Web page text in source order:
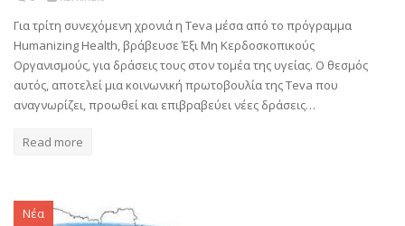
Για τρίτη συνεχόμενη χρονιά η Teva μέσα από το πρόγραμμα
Humanizing Health, βράβευσε Έξι Μη Κερδοσκοπικούς
Οργανισμούς, για δράσεις τους στον τομέα της υγείας. Ο θεσμός
αυτός, αποτελεί μια κοινωνική πρωτοβουλία της Teva που
αναγνωρίζει, προωθεί και επιβραβεύει νέες δράσεις…
Read more
Νέα